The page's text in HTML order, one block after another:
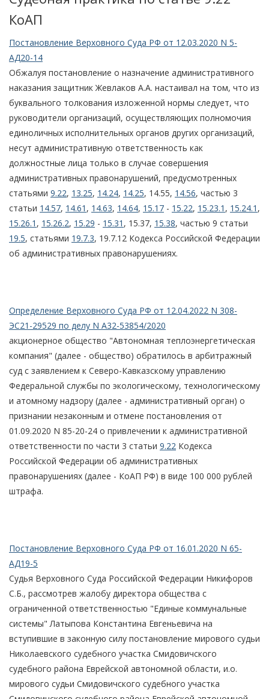
КоАП
Постановление Верховного Суда РФ от 12.03.2020 N 5-
АД20-14
Обжалуя постановление о назначение административного
наказания защитник Жевлаков А.А. настаивал на том, что из
буквального толкования изложенной нормы следует, что
руководители организаций, осуществляющих полномочия
единоличных исполнительных органов других организаций,
несут административную ответственность как
должностные лица только в случае совершения
административных правонарушений, предусмотренных
статьями 9.22, 13.25, 14.24, 14.25, 14.55, 14.56, частью 3
статьи 14.57, 14.61 , 14.63, 14.64, 15.17 - 15.22, 15.23.1 , 15.24.1 ,
15.26.1 , 15.26.2, 15.29 - 15.31 , 15.37, 15.38, частью 9 статьи
19.5, статьями 19.7.3, 19.7.12 Кодекса Российской Федерации
об административных правонарушениях.
Определение Верховного Суда РФ от 12.04.2022 N 308-
ЭС21-29529 по делу N А32-53854/2020
акционерное общество "Автономная теплоэнергетическая
компания" (далее - общество) обратилось в арбитражный
суд с заявлением к Северо-Кавказскому управлению
Федеральной службы по экологическому, технологическому
и атомному надзору (далее - административный орган) о
признании незаконным и отмене постановления от
01.09.2020 N 85-20-24 о привлечении к административной
ответственности по части 3 статьи 9.22 Кодекса
Российской Федерации об административных
правонарушениях (далее - КоАП РФ) в виде 100 000 рублей
штрафа.
Постановление Верховного Суда РФ от 16.01.2020 N 65-
АД19-5
Судья Верховного Суда Российской Федерации Никифоров
С.Б., рассмотрев жалобу директора общества с
ограниченной ответственностью "Единые коммунальные
системы" Латыпова Константина Евгеньевича на
вступившие в законную силу постановление мирового судьи
Николаевского судебного участка Смидовичского
судебного района Еврейской автономной области, и.о.
мирового судьи Смидовичского судебного участка